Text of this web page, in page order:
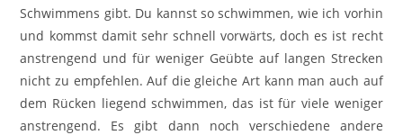
Schwimmens gibt. Du kannst so schwimmen, wie ich vorhin
und kommst damit sehr schnell vorwärts, doch es ist recht
anstrengend und für weniger Geübte auf langen Strecken
nicht zu empfehlen. Auf die gleiche Art kann man auch auf
dem Rücken liegend schwimmen, das ist für viele weniger
anstrengend. Es gibt dann noch verschiedene andere